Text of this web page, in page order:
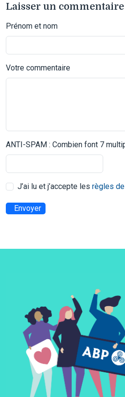
Laisser un commentaire
Prénom et nom
Votre commentaire
ANTI-SPAM : Combien font 7
J’ai lu et j’accepte les règles
Envoyer